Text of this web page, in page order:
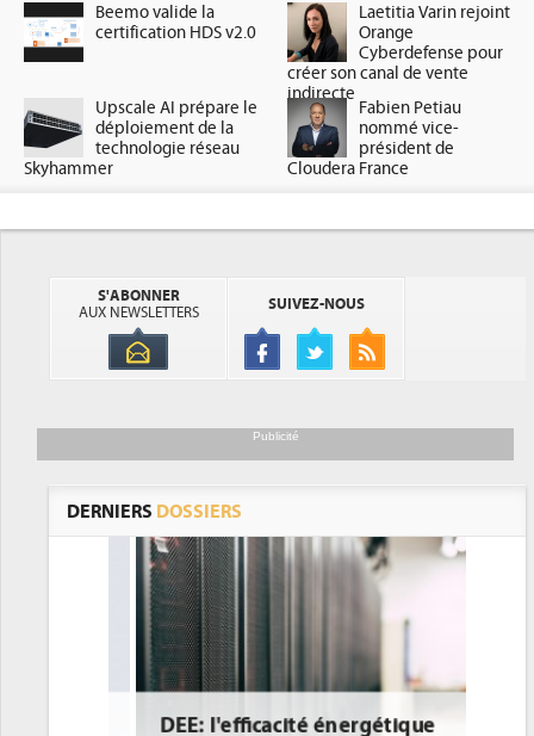
Beemo valide la
certification HDS v2.0
Laetitia Varin rejoint
Orange
Cyberdefense pour
créer son canal de vente
indirecte
Upscale AI prépare le
déploiement de la
technologie réseau
Skyhammer
Fabien Petiau
nommé vice-
président de
Cloudera France
S'ABONNER
AUX NEWSLETTERS
SUIVEZ-NOUS
Publicité
DERNIERS DOSSIERS
DEE: l'efficacité énergétique